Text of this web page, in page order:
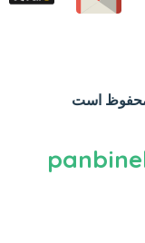
محفوظ است